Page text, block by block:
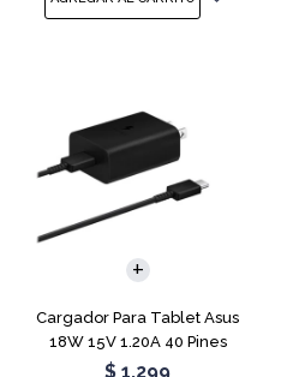
Cargador Para Tablet Asus
18W 15V 1.20A 40 Pines
$ 1.299